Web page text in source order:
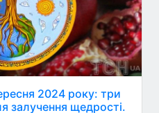
2024 року: три
залучення щедрості.